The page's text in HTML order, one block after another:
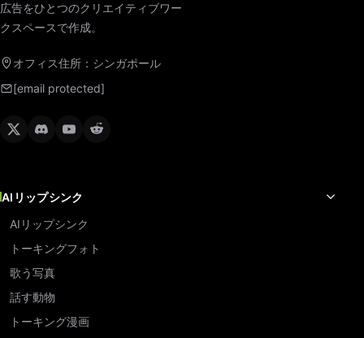
広告をひとつのクリエイティブワー
クスペースで作成。
オフィス住所：シンガポール
[email protected]
AIリップシンク
AIリップシンク
トーキングフォト
歌う写真
話す動物
トーキング漫画